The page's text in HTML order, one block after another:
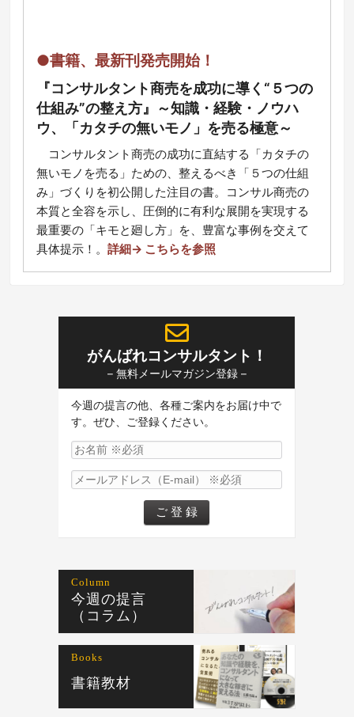
●書籍、最新刊発売開始！
『コンサルタント商売を成功に導く“５つの
仕組み”の整え方』～知識・経験・ノウハ
ウ、「カタチの無いモノ」を売る極意～
コ ンサルタント商売の成功に直結する「カタチの
無いモノを売る」ための、整えるべき「５つの仕組
み」づくりを初公開した注目の書。コンサル商売の
本質と全容を示し、圧倒的に有利な展開を実現する
最重要の「キモと廻し方」を、豊富な事例を交えて
具体提示！ 。詳細→ こちらを参照
がんばれコンサルタント！
– 無料メールマガジン登録 –
今週の提言の他、各種ご案内をお届け中で
す。ぜひ、ご登録ください。
Column
今週の提言
（コラム）
Books
書籍教材